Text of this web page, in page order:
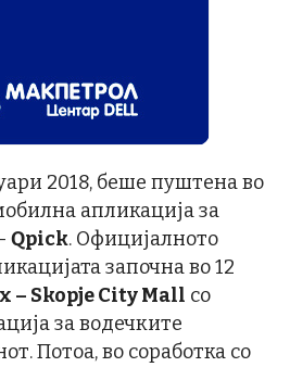
2018, беше пуштена во
апликација за
Qpick. Официјалното
започна во 12
– Skopje City Mall со
за водечките
Потоа, во соработка со